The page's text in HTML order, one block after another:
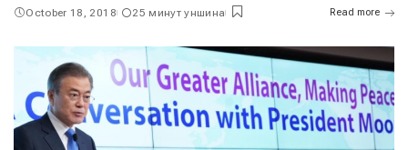
October 18, 2018 25 минут уншина Read more